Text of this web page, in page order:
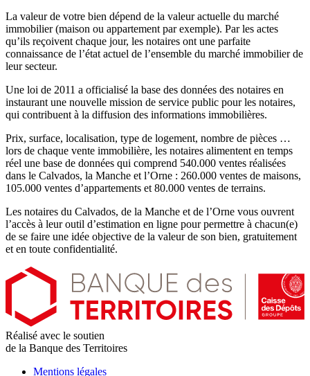
La valeur de votre bien dépend de la valeur actuelle du marché
immobilier (maison ou appartement par exemple). Par les actes
qu’ils reçoivent chaque jour, les notaires ont une parfaite
connaissance de l’état actuel de l’ensemble du marché immobilier de
leur secteur.
Une loi de 2011 a officialisé la base des données des notaires en
instaurant une nouvelle mission de service public pour les notaires,
qui contribuent à la diffusion des informations immobilières.
Prix, surface, localisation, type de logement, nombre de pièces …
lors de chaque vente immobilière, les notaires alimentent en temps
réel une base de données qui comprend 540.000 ventes réalisées
dans le Calvados, la Manche et l’Orne : 260.000 ventes de maisons,
105.000 ventes d’appartements et 80.000 ventes de terrains.
Les notaires du Calvados, de la Manche et de l’Orne vous ouvrent
l’accès à leur outil d’estimation en ligne pour permettre à chacun(e)
de se faire une idée objective de la valeur de son bien, gratuitement
et en toute confidentialité.
Réalisé avec le soutien
de la Banque des Territoires
Mentions légales